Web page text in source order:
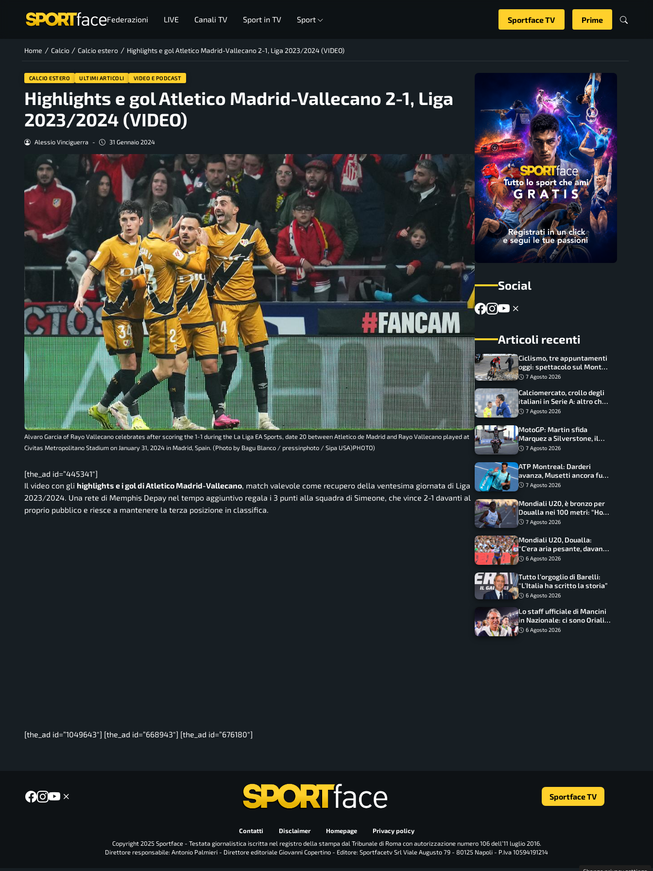
Federazioni LIVE Canali TV Sport in TV Sport Sportface TV Prime
Home / Calcio / Calcio estero / Highlights e gol Atletico Madrid-Vallecano 2-1, Liga 2023/2024 (VIDEO)
CALCIO ESTERO ULTIMI ARTICOLI VIDEO E PODCAST
Highlights e gol Atletico Madrid-Vallecano 2-1, Liga
2023/2024 (VIDEO)
Alessio Vinciguerra - 31 Gennaio 2024
Alvaro Garcia of Rayo Vallecano celebrates after scoring the 1-1 during the La Liga EA Sports, date 20 between Atletico de Madrid and Rayo Vallecano played at
Civitas Metropolitano Stadium on January 31, 2024 in Madrid, Spain. (Photo by Bagu Blanco / pressinphoto / Sipa USA)PHOTO)
[the_ad id=”445341″]
Il video con gli highlights e i gol di Atletico Madrid-Vallecano, match valevole come recupero della ventesima giornata di Liga
2023/2024. Una rete di Memphis Depay nel tempo aggiuntivo regala i 3 punti alla squadra di Simeone, che vince 2-1 davanti al
proprio pubblico e riesce a mantenere la terza posizione in classifica.
[the_ad id=”1049643″] [the_ad id=”668943″] [the_ad id=”676180″]
Social
Articoli recenti
Ciclismo, tre appuntamenti
oggi: spettacolo sul Mont
Ventoux, orari e come
7 Agosto 2026
Calciomercato, crollo degli
italiani in Serie A: altro che
svolta dopo il Mondiale
7 Agosto 2026
MotoGP: Martin sfida
Marquez a Silverstone, il
programma e gli orari
7 Agosto 2026
ATP Montreal: Darderi
avanza, Musetti ancora fuori
con Jodar
7 Agosto 2026
Mondiali U20, è bronzo per
Doualla nei 100 metri: “Ho
scacciato l’ansia”
7 Agosto 2026
Mondiali U20, Doualla:
“C’era aria pesante, davano
le mascherine! Finale? Non
6 Agosto 2026
Tutto l’orgoglio di Barelli:
“L’Italia ha scritto la storia”
6 Agosto 2026
Lo staff ufficiale di Mancini
in Nazionale: ci sono Oriali e
Bonucci, confermato un
6 Agosto 2026
Sportface TV
Contatti Disclaimer Homepage
Privacy policy
Copyright 2025 Sportface - Testata giornalistica iscritta nel registro della stampa dal Tribunale di Roma con autorizzazione numero 106 dell’11 luglio 2016.
Direttore responsabile: Antonio Palmieri - Direttore editoriale Giovanni Copertino - Editore: Sportfacetv Srl Viale Augusto 79 - 80125 Napoli - P.Iva 10594191214